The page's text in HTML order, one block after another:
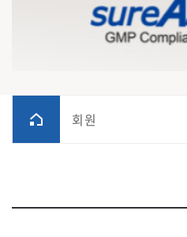
회원